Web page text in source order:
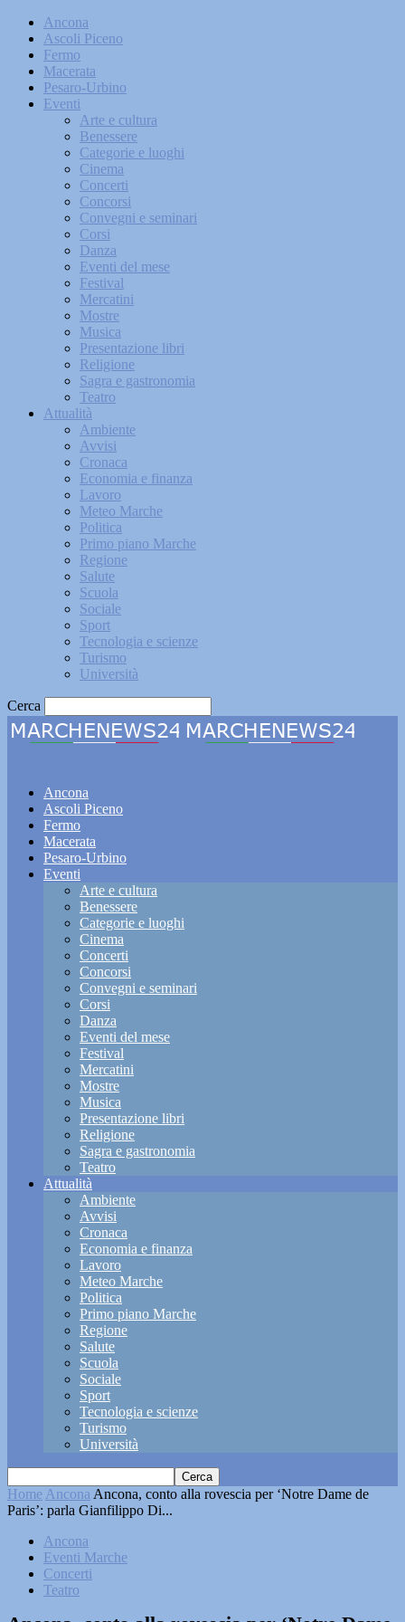
Ancona
Ascoli Piceno
Fermo
Macerata
Pesaro-Urbino
Eventi
Arte e cultura
Benessere
Categorie e luoghi
Cinema
Concerti
Concorsi
Convegni e seminari
Corsi
Danza
Eventi del mese
Festival
Mercatini
Mostre
Musica
Presentazione libri
Religione
Sagra e gastronomia
Teatro
Attualità
Ambiente
Avvisi
Cronaca
Economia e finanza
Lavoro
Meteo Marche
Politica
Primo piano Marche
Regione
Salute
Scuola
Sociale
Sport
Tecnologia e scienze
Turismo
Università
Cerca
Ancona
Ascoli Piceno
Fermo
Macerata
Pesaro-Urbino
Eventi
Arte e cultura
Benessere
Categorie e luoghi
Cinema
Concerti
Concorsi
Convegni e seminari
Corsi
Danza
Eventi del mese
Festival
Mercatini
Mostre
Musica
Presentazione libri
Religione
Sagra e gastronomia
Teatro
Attualità
Ambiente
Avvisi
Cronaca
Economia e finanza
Lavoro
Meteo Marche
Politica
Primo piano Marche
Regione
Salute
Scuola
Sociale
Sport
Tecnologia e scienze
Turismo
Università
Home Ancona Ancona, conto alla rovescia per ‘Notre Dame de
Paris’: parla Gianfilippo Di...
Ancona
Eventi Marche
Concerti
Teatro